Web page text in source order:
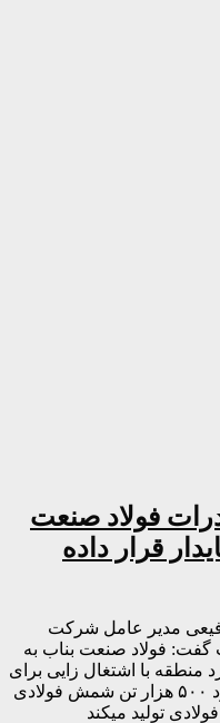
صادرات فولاد صنعت
قرار داده
مدیر عامل شرکت
گفت: فولاد صنعت بناب به
منطقه با اشتغال زایی برای
بیش از یک هزار و ۵۰۰ نفر سالانه حدود ۵۰۰ هزار تن شمش فولادی
تولید میکند